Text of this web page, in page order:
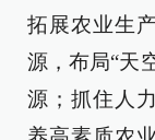
拓展农业生
源，布局“天
源；抓住人